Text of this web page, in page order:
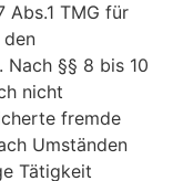
Abs.1 TMG für
den
§§ 8 bis 10
nicht
fremde
Umständen
Tätigkeit